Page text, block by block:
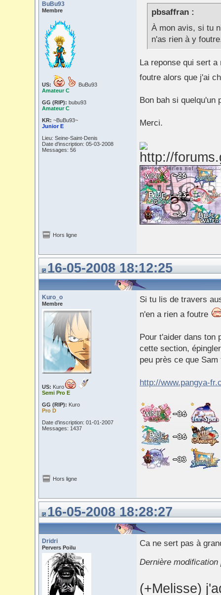
BuBu93
Membre
US:
BuBu93
Amateur C
GG (RIP): bubu93
Amateur C
KR: ~BuBu93~
Junior E
Lieu: Seine-Saint-Denis
Date d'inscription: 05-03-2008
Messages: 56
pbsaffran :
À mon avis, si tu
n'as rien à y
La reponse qui sert
foutre alors que j'ai
Bon bah si quelqu'un
Merci.
Hors ligne
16-05-2008 18:12:25
Kuro_o
Membre
US: Kuro
Semi Pro E
GG (RIP): Kuro
Pro D
Date d'inscription: 01-01-2007
Messages: 1437
Si tu lis de travers
n'en a rien a foutre
Pour t'aider dans ton
cette section,
peu près ce que
http://www.pangya-
Hors ligne
16-05-2008 18:28:27
Dridri
Pervers Poilu
Ca ne sert pas à
Dernière
(+Melisse)